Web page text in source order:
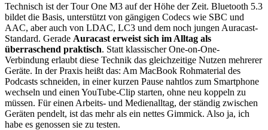
Technisch ist der Tour One M3 auf der Höhe der Zeit. Bluetooth 5.3
bildet die Basis, unterstützt von gängigen Codecs wie SBC und
AAC, aber auch von LDAC, LC3 und dem noch jungen Auracast-
Standard. Gerade Auracast erweist sich im Alltag als
überraschend praktisch. Statt klassischer One-on-One-
Verbindung erlaubt diese Technik das gleichzeitige Nutzen mehrerer
Geräte. In der Praxis heißt das: Am MacBook Rohmaterial des
Podcasts schneiden, in einer kurzen Pause nahtlos zum Smartphone
wechseln und einen YouTube-Clip starten, ohne neu koppeln zu
müssen. Für einen Arbeits- und Medienalltag, der ständig zwischen
Geräten pendelt, ist das mehr als ein nettes Gimmick. Also ja, ich
habe es genossen sie zu testen.